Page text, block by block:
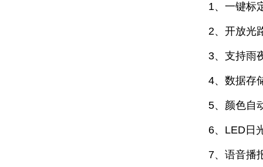
1、一键标
2、开放光
3、支持雨
4、数据存
5、颜色自
6、LED日
7、语音播